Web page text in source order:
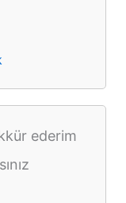
ederim